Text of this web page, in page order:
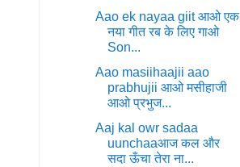
Aao ek nayaa giit आओ एक
नया गीत रब के लिए गाओ
Son...
Aao masiihaajii aao
prabhujii आओ मसीहाजी
आओ प्रभुज...
Aaj kal owr sadaa
uunchaaआज कल और
सदा ऊँचा तेरा ना...